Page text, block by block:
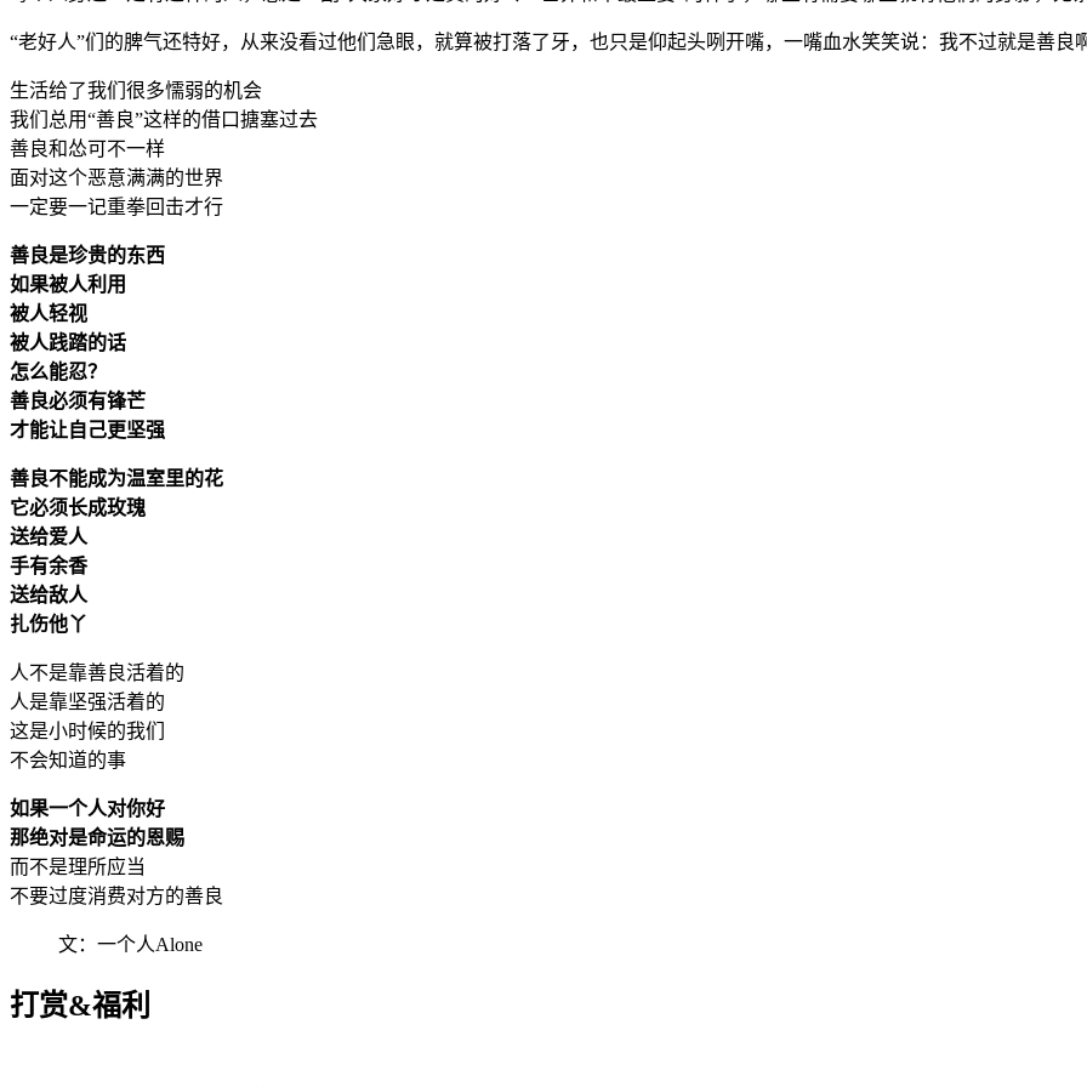
“老好人”们的脾气还特好，从来没看过他们急眼，就算被打落了牙，也只是仰起头咧开嘴，一嘴血水笑笑说：我不过就是善良
生活给了我们很多懦弱的机会
我们总用“善良”这样的借口搪塞过去
善良和怂可不一样
面对这个恶意满满的世界
一定要一记重拳回击才行
善良是珍贵的东西
如果被人利用
被人轻视
被人践踏的话
怎么能忍？
善良必须有锋芒
才能让自己更坚强
善良不能成为温室里的花
它必须长成玫瑰
送给爱人
手有余香
送给敌人
扎伤他丫
人不是靠善良活着的
人是靠坚强活着的
这是小时候的我们
不会知道的事
如果一个人对你好
那绝对是命运的恩赐
而不是理所应当
不要过度消费对方的善良
文：一个人Alone
打赏&福利